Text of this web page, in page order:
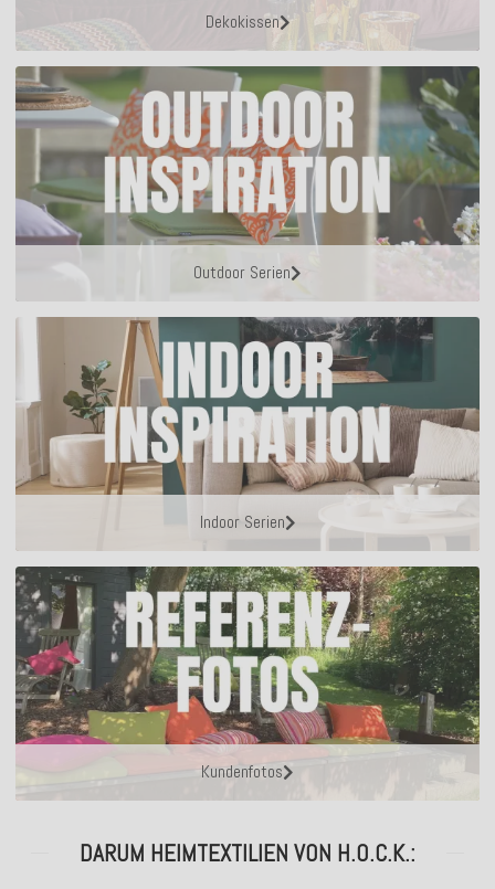
Dekokissen
Outdoor Serien
Indoor Serien
Kundenfotos
DARUM HEIMTEXTILIEN VON H.O.C.K.: